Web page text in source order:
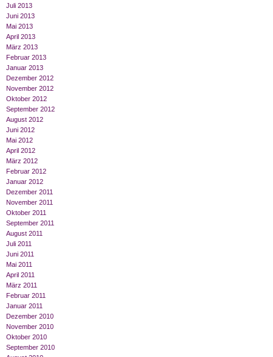
Juli 2013
Juni 2013
Mai 2013
April 2013
März 2013
Februar 2013
Januar 2013
Dezember 2012
November 2012
Oktober 2012
September 2012
August 2012
Juni 2012
Mai 2012
April 2012
März 2012
Februar 2012
Januar 2012
Dezember 2011
November 2011
Oktober 2011
September 2011
August 2011
Juli 2011
Juni 2011
Mai 2011
April 2011
März 2011
Februar 2011
Januar 2011
Dezember 2010
November 2010
Oktober 2010
September 2010